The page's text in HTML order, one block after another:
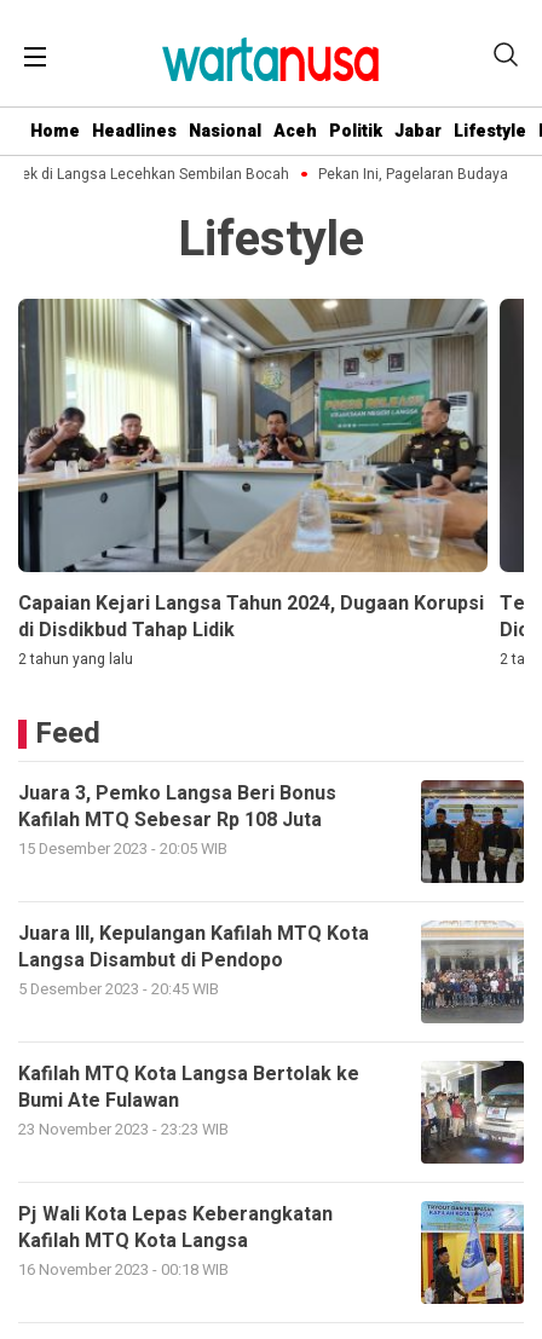
Home Headlines Nasional Aceh Politik Jabar Lifestyle
di Langsa Lecehkan Sembilan Bocah Pekan Ini, Pagelaran Budaya
Lifestyle
Capaian Kejari Langsa Tahun 2024, Dugaan Korupsi
di Disdikbud Tahap Lidik
2 tahun yang lalu 2
Feed
Juara 3, Pemko Langsa Beri Bonus
Kafilah MTQ Sebesar Rp 108 Juta
15 Desember 2023 - 20:05 WIB
Juara III, Kepulangan Kafilah MTQ Kota
Langsa Disambut di Pendopo
5 Desember 2023 - 20:45 WIB
Kafilah MTQ Kota Langsa Bertolak ke
Bumi Ate Fulawan
23 November 2023 - 23:23 WIB
Pj Wali Kota Lepas Keberangkatan
Kafilah MTQ Kota Langsa
16 November 2023 - 00:18 WIB